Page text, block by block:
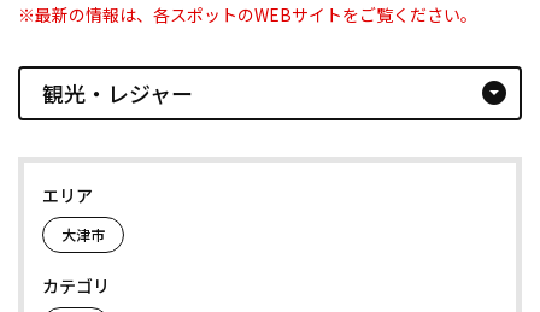
※最新の情報は、各スポットのWEBサイトをご覧ください。
観光・レジャー arrow_drop_down_circle
エリア
大津市
カテゴリ